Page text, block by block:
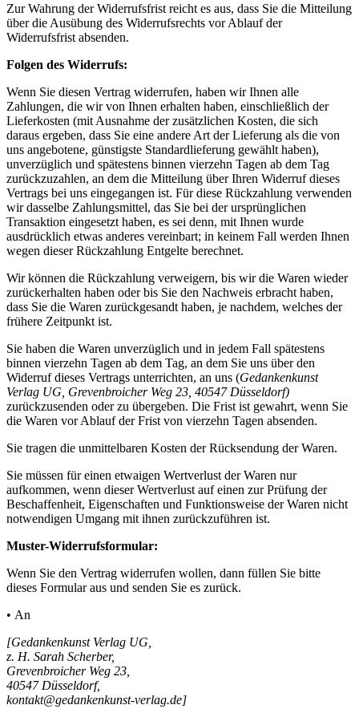
Zur Wahrung der Widerrufsfrist reicht es aus, dass Sie die Mitteilung
über die Ausübung des Widerrufsrechts vor Ablauf der
Widerrufsfrist absenden.
Folgen des Widerrufs:
Wenn Sie diesen Vertrag widerrufen, haben wir Ihnen alle
Zahlungen, die wir von Ihnen erhalten haben, einschließlich der
Lieferkosten (mit Ausnahme der zusätzlichen Kosten, die sich
daraus ergeben, dass Sie eine andere Art der Lieferung als die von
uns angebotene, günstigste Standardlieferung gewählt haben),
unverzüglich und spätestens binnen vierzehn Tagen ab dem Tag
zurückzuzahlen, an dem die Mitteilung über Ihren Widerruf dieses
Vertrags bei uns eingegangen ist. Für diese Rückzahlung verwenden
wir dasselbe Zahlungsmittel, das Sie bei der ursprünglichen
Transaktion eingesetzt haben, es sei denn, mit Ihnen wurde
ausdrücklich etwas anderes vereinbart; in keinem Fall werden Ihnen
wegen dieser Rückzahlung Entgelte berechnet.
Wir können die Rückzahlung verweigern, bis wir die Waren wieder
zurückerhalten haben oder bis Sie den Nachweis erbracht haben,
dass Sie die Waren zurückgesandt haben, je nachdem, welches der
frühere Zeitpunkt ist.
Sie haben die Waren unverzüglich und in jedem Fall spätestens
binnen vierzehn Tagen ab dem Tag, an dem Sie uns über den
Widerruf dieses Vertrags unterrichten, an uns (Gedankenkunst
Verlag UG, Grevenbroicher Weg 23, 40547 Düsseldorf)
zurückzusenden oder zu übergeben. Die Frist ist gewahrt, wenn Sie
die Waren vor Ablauf der Frist von vierzehn Tagen absenden.
Sie tragen die unmittelbaren Kosten der Rücksendung der Waren.
Sie müssen für einen etwaigen Wertverlust der Waren nur
aufkommen, wenn dieser Wertverlust auf einen zur Prüfung der
Beschaffenheit, Eigenschaften und Funktionsweise der Waren nicht
notwendigen Umgang mit ihnen zurückzuführen ist.
Muster-Widerrufsformular:
Wenn Sie den Vertrag widerrufen wollen, dann füllen Sie bitte
dieses Formular aus und senden Sie es zurück.
• An
[Gedankenkunst Verlag UG,
z. H. Sarah Scherber,
Grevenbroicher Weg 23,
40547 Düsseldorf,
kontakt@gedankenkunst-verlag.de]